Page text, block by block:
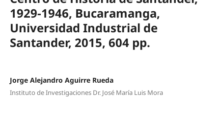
1929-1946, Bucaramanga,
Universidad Industrial de
Santander, 2015, 604 pp.
Jorge Alejandro Aguirre Rueda
Instituto de Investigaciones Dr. José María Luis Mora